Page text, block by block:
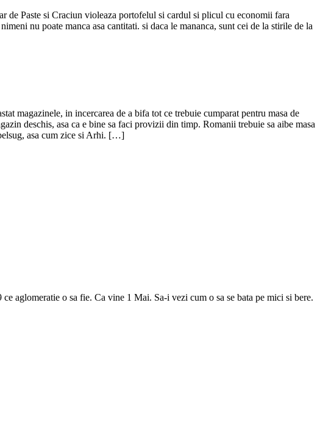
de Paste si Craciun violeaza portofelul si cardul si plicul cu economii fara
nu poate manca asa cantitati. si daca le mananca, sunt cei de la stirile de la
magazinele, in incercarea de a bifa tot ce trebuie cumparat pentru masa de
deschis, asa ca e bine sa faci provizii din timp. Romanii trebuie sa aibe masa
asa cum zice si Arhi. […]
aglomeratie o sa fie. Ca vine 1 Mai. Sa-i vezi cum o sa se bata pe mici si bere.